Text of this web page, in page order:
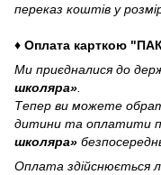
переказ коштів у
♦ Оплата карткою
Ми приєдналися до
школяра».
Тепер ви можете
дитини та оплатити
школяра»
Оплата здійснюється